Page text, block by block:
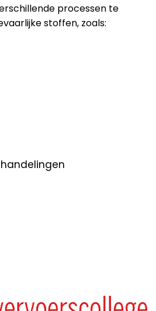
processen te
stoffen, zoals: